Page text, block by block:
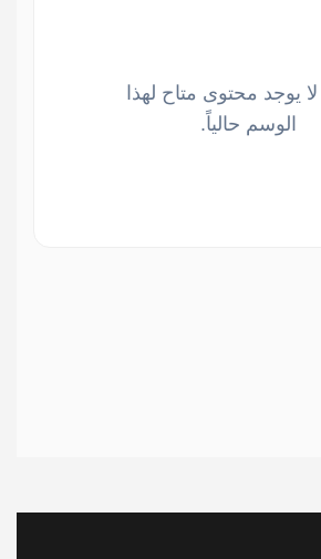
لا يوجد محتوى متاح لهذا
الوسم حالياً.